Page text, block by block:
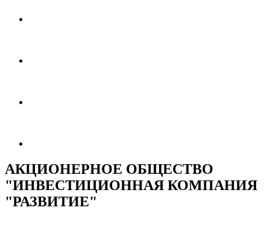
АКЦИОНЕРНОЕ ОБЩЕСТВО
"ИНВЕСТИЦИОННАЯ КОМПАНИЯ
"РАЗВИТИЕ"